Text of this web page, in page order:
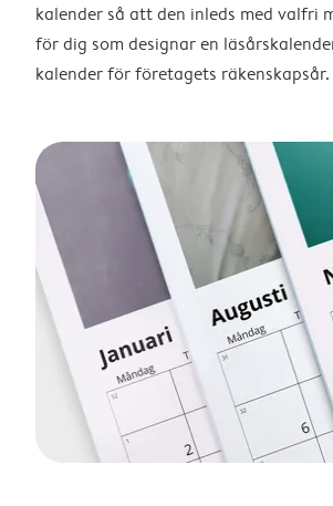
kalender så att den inleds med valfri
för dig som designar en
kalender för företagets räkenskapsår.